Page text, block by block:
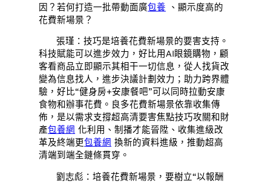
因？若何打造一批帶動面廣包養 、顯示度高的
花費新場景？
張瑾：技巧是培養花費新場景的要害支持。
科技賦能可以進步效力，好比用AI眼鏡購物，顧
客看商品立即顯示其相干一切信息，從人找貨改
變為信息找人，進步決議計劃效力；助力跨界體
驗，好比“健身房+安康餐吧”可以同時拉動安康
食物和辦事花費。良多花費新場景依靠收集傳
佈，是以需求支撐超高清要害焦點技巧攻關和財
產包養網 化利用、制播才能晉陞、收集進級改
革及終端更包養網 換新的資料進級，推動超高
清端到端全鏈條貫穿。
劉志彪：培養花費新場景，要樹立“以報酬